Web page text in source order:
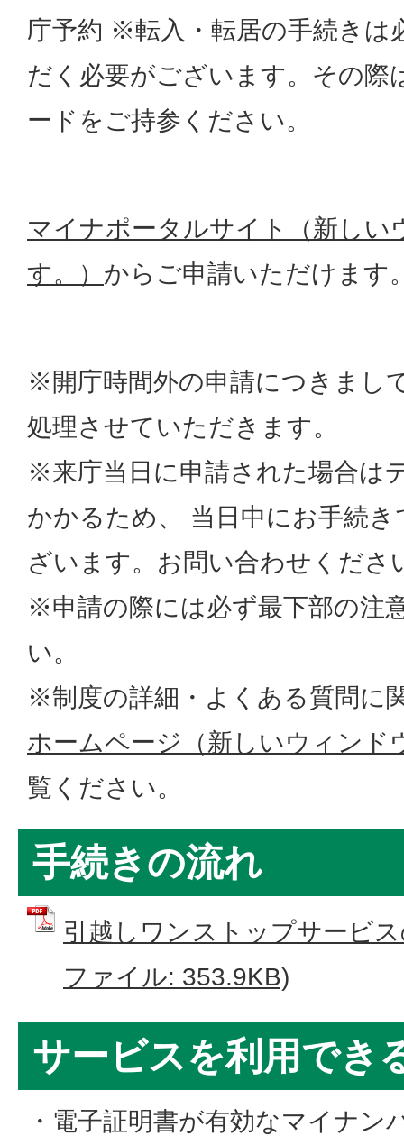
庁予約 ※転入・転居の手続きは
だく必要がございます。その際
ードをご持参ください。
マイナポータルサイト（新しい
す。） からご申請いただけます
※開庁時間外の申請につきまし
処理させていただきます。
※来庁当日に申請された場合は
かかるため、 当日中にお手続
ざいます。お問い合わせくださ
※申請の際には必ず最下部の注
い。
※制度の詳細・よくある質問に
ホームページ（新しいウィンド
覧ください。
手続きの流れ
引越しワンストップサービ
ファイル: 353.9KB)
サービスを利用でき
・電子証明書が有効なマイナン